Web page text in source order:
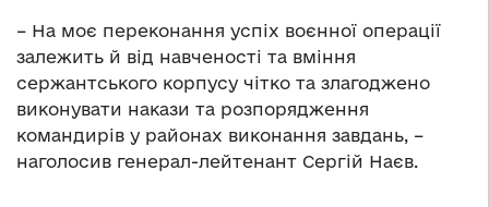
– На моє переконання успіх воєнної операції
залежить й від навченості та вміння
сержантського корпусу чітко та злагоджено
виконувати накази та розпорядження
командирів у районах виконання завдань, –
наголосив генерал-лейтенант Сергій Наєв.